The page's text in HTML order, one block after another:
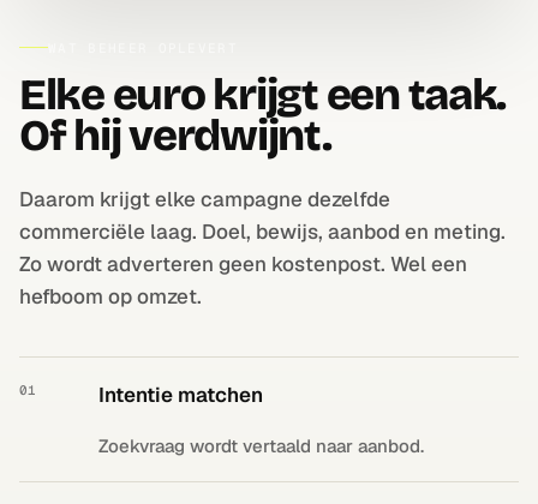
Elke euro krijgt een taak.
Of hij verdwijnt.
Daarom krijgt elke campagne dezelfde
commerciële laag. Doel, bewijs, aanbod en meting.
Zo wordt adverteren geen kostenpost. Wel een
hefboom op omzet.
01 Intentie matchen
Zoekvraag wordt vertaald naar aanbod.